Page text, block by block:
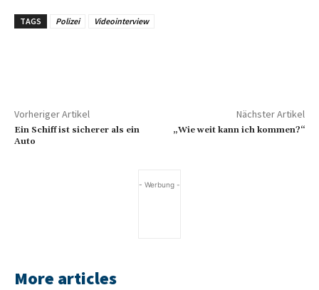
TAGS Polizei Videointerview
Vorheriger Artikel
Ein Schiff ist sicherer als ein
Auto
Nächster Artikel
„Wie weit kann ich kommen?“
- Werbung -
More articles